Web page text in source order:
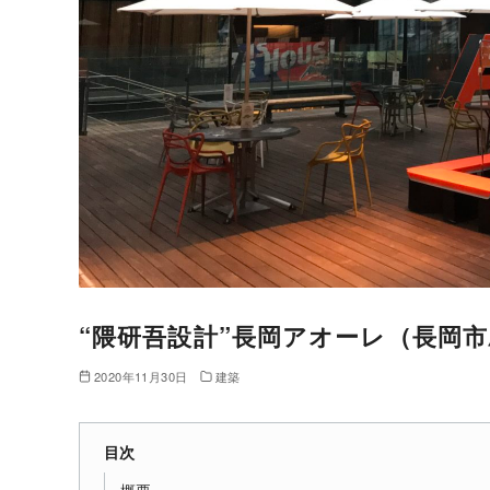
“隈研吾設計”長岡アオーレ（長岡
2020年11月30日 建築
目次